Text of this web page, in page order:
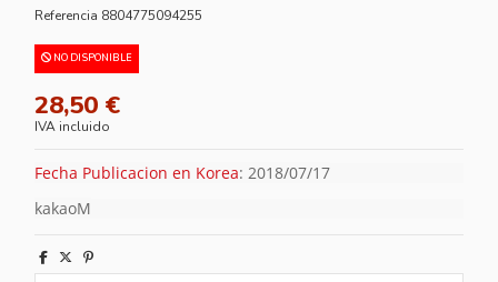
Referencia 8804775094255
NO DISPONIBLE
28,50 €
IVA incluido
Fecha Publicacion en Korea: 2018/07/17
kakaoM